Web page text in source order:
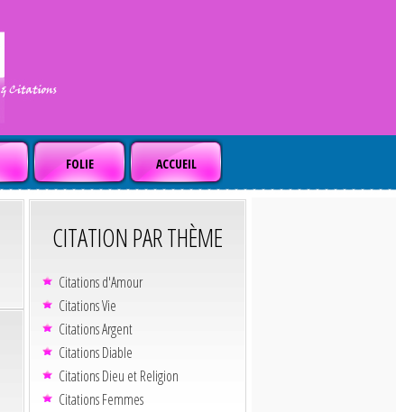
FOLIE ACCUEIL
CITATION PAR THÈME
Citations d'Amour
Citations Vie
Citations Argent
Citations Diable
Citations Dieu et Religion
Citations Femmes